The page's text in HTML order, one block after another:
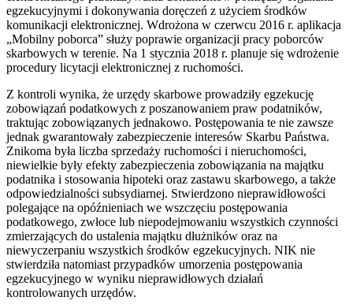
egzekucyjnymi i dokonywania doręczeń z użyciem środków
komunikacji elektronicznej. Wdrożona w czerwcu 2016 r. aplikacja
„Mobilny poborca” służy poprawie organizacji pracy poborców
skarbowych w terenie. Na 1 stycznia 2018 r. planuje się wdrożenie
procedury licytacji elektronicznej z ruchomości.
Z kontroli wynika, że urzędy skarbowe prowadziły egzekucję
zobowiązań podatkowych z poszanowaniem praw podatników,
traktując zobowiązanych jednakowo. Postępowania te nie zawsze
jednak gwarantowały zabezpieczenie interesów Skarbu Państwa.
Znikoma była liczba sprzedaży ruchomości i nieruchomości,
niewielkie były efekty zabezpieczenia zobowiązania na majątku
podatnika i stosowania hipoteki oraz zastawu skarbowego, a także
odpowiedzialności subsydiarnej. Stwierdzono nieprawidłowości
polegające na opóźnieniach we wszczęciu postępowania
podatkowego, zwłoce lub niepodejmowaniu wszystkich czynności
zmierzających do ustalenia majątku dłużników oraz na
niewyczerpaniu wszystkich środków egzekucyjnych. NIK nie
stwierdziła natomiast przypadków umorzenia postępowania
egzekucyjnego w wyniku nieprawidłowych działań
kontrolowanych urzędów.